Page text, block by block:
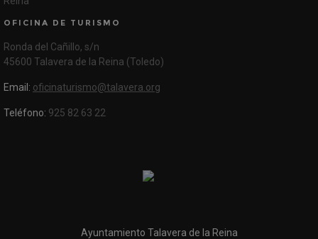
OFICINA DE TURISMO
Ronda del Cañillo, s/n
45600 Talavera de la Reina (Toledo)
Email: oficinaturismo@talavera.org
Teléfono: 925 82 63 22
Ayuntamiento Talavera de la Reina